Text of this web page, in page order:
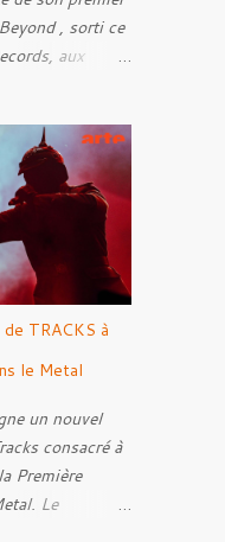
, sorti ce
aux
a été réalisé
01. Into The
03. A
Against The
06. The
TRACKS à
le Metal
un nouvel
consacré à
Première
Le